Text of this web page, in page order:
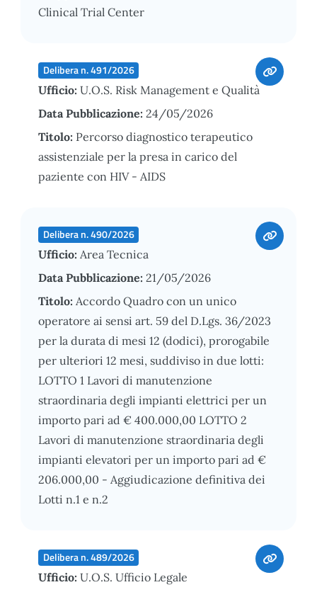
Clinical Trial Center
Delibera n. 491/2026
Ufficio: U.O.S. Risk Management e Qualità
Data Pubblicazione: 24/05/2026
Titolo: Percorso diagnostico terapeutico
assistenziale per la presa in carico del
paziente con HIV - AIDS
Delibera n. 490/2026
Ufficio: Area Tecnica
Data Pubblicazione: 21/05/2026
Titolo: Accordo Quadro con un unico
operatore ai sensi art. 59 del D.Lgs. 36/2023
per la durata di mesi 12 (dodici), prorogabile
per ulteriori 12 mesi, suddiviso in due lotti:
LOTTO 1 Lavori di manutenzione
straordinaria degli impianti elettrici per un
importo pari ad € 400.000,00 LOTTO 2
Lavori di manutenzione straordinaria degli
impianti elevatori per un importo pari ad €
206.000,00 - Aggiudicazione definitiva dei
Lotti n.1 e n.2
Delibera n. 489/2026
Ufficio: U.O.S. Ufficio Legale